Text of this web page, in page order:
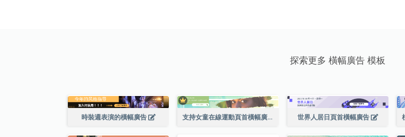
探索更多 橫幅廣告 模板
時裝週表演的橫幅廣告 支持女童在線運動頁首橫幅廣告 世界人居日頁首橫幅廣告